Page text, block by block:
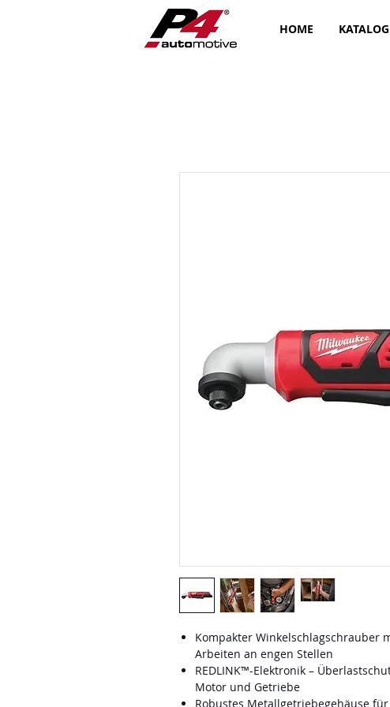
HOME KATALOG
Kompakter Winkelschlagschrauber
Arbeiten an engen Stellen
REDLINK™-Elektronik –
Motor und Getriebe
Robustes Metallgetriebegehäuse